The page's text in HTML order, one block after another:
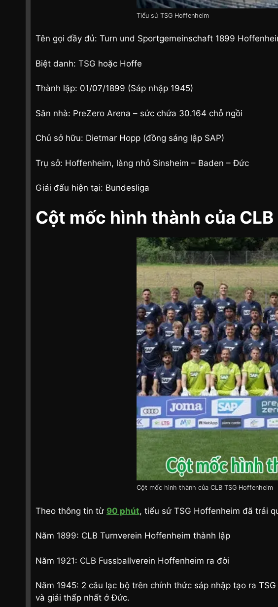
Tiểu sử TSG Hoffenheim
Tên gọi đầy đủ: Turn und Sportgemeinschaft 1899
Biệt danh: TSG hoặc Hoffe
Thành lập: 01/07/1899 (Sáp nhập 1945)
Sân nhà: PreZero Arena – sức chứa 30.164 chỗ ngồi
Chủ sở hữu: Dietmar Hopp (đồng sáng lập SAP)
Trụ sở: Hoffenheim, làng nhỏ Sinsheim – Baden – Đức
Giải đấu hiện tại: Bundesliga
Cột mốc hình thành của
Cột mốc hình thành của CLB TSG Hoffenheim
Theo thông tin từ 90 phút, tiểu sử TSG Hoffenheim đã trải
Năm 1899: CLB Turnverein Hoffenheim thành lập
Năm 1921: CLB Fussballverein Hoffenheim ra đời
Năm 1945: 2 câu lạc bộ trên chính thức sáp nhập tạo ra
và giải thấp nhất ở Đức.